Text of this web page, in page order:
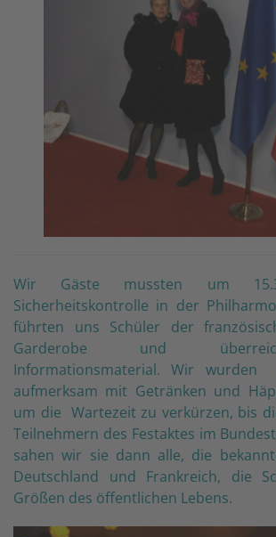
Wir Gäste mussten um
Sicherheitskontrolle in der
führten uns Schüler der
Garderobe und
Informationsmaterial. Wir
aufmerksam mit Getränken und
um die Wartezeit zu verkürzen, bis
Teilnehmern des Festaktes im
sahen wir sie dann alle, die
Deutschland und Frankreich, die
Größen des öffentlichen Lebens.